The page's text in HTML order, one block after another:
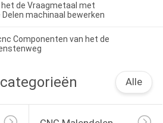
het de Vraagmetaal met
machinaal bewerken
Componenten van het de
Alle